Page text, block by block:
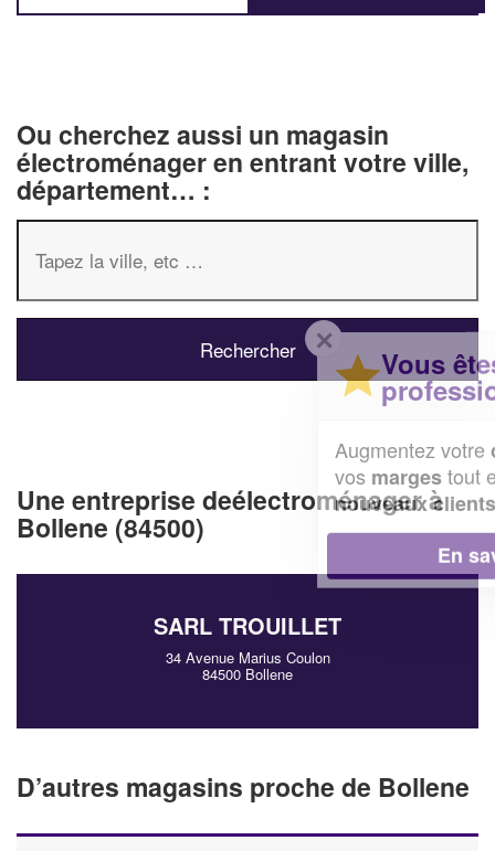
Ou cherchez aussi un magasin
électroménager en entrant votre ville,
département… :
Une entreprise deélectroménager à
Bollene (84500)
SARL TROUILLET
34 Avenue Marius Coulon
84500 Bollene
D’autres magasins proche de Bollene
Vous êtes un
professionnel ?
chiffre d'affaireset
tout en gagnant de
nouveaux clients!